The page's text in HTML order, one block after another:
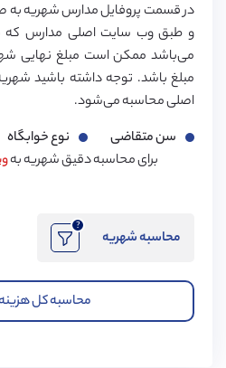
در قسمت پروفایل مدارس شهریه به
و طبق وب سایت اصلی مدارس که
می‌باشد ممکن است مبلغ نهایی
اصلی محاسبه می‌شود.
سن متقاضی
نوع خوابگاه
برای محاسبه دقیق شهریه به
محاسبه شهریه
?
محاسبه کل